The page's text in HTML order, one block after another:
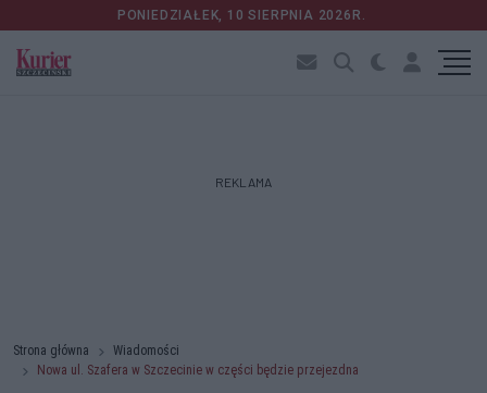
PONIEDZIAŁEK, 10 SIERPNIA 2026R.
REKLAMA
Strona główna
Wiadomości
Nowa ul. Szafera w Szczecinie w części będzie przejezdna